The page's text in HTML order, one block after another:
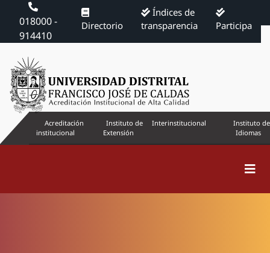
018000 -
914410
Directorio
Índices de
transparencia
Participa
Acreditación
institucional
Instituto de
Extensión
Interinstitucional
Instituto de
Idiomas